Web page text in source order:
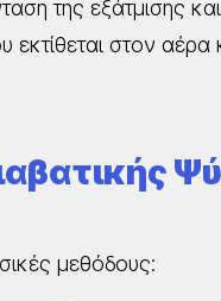
της εξάτμισης
στον αέρα
μεθόδους: